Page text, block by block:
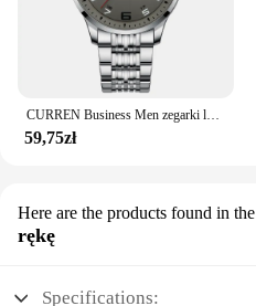
59,75zł
Here are the products found in the
rękę
Specifications: